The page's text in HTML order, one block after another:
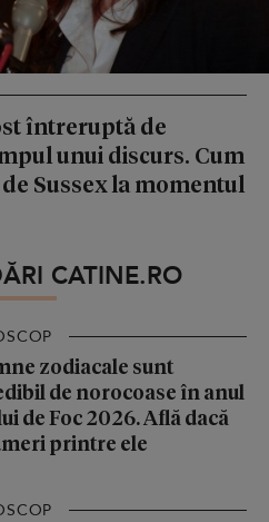
întreruptă de
unui discurs. Cum
Sussex la momentul
CATINE.RO
zodiacale sunt
de norocoase în anul
de Foc 2026. Află dacă
printre ele